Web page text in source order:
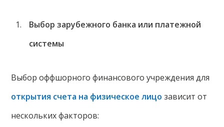
Выбор зарубежного банка или платежной
системы
Выбор оффшорного финансового учреждения для
открытия счета на физическое лицо зависит от
нескольких факторов: